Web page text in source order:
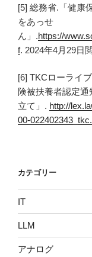
[5] 総務省.「健康
をあっせ
ん」.https://
f. 2024年4月29日
[6] TKCローライ
険被扶養者認定
立て」. http://
00-
カテゴリー
IT
LLM
アナログ